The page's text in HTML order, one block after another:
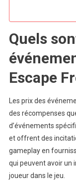
Quels
Escape
Les prix des
des récompenses
d’événements
et offrent des
gameplay en
qui peuvent avoir un
joueur dans le jeu.